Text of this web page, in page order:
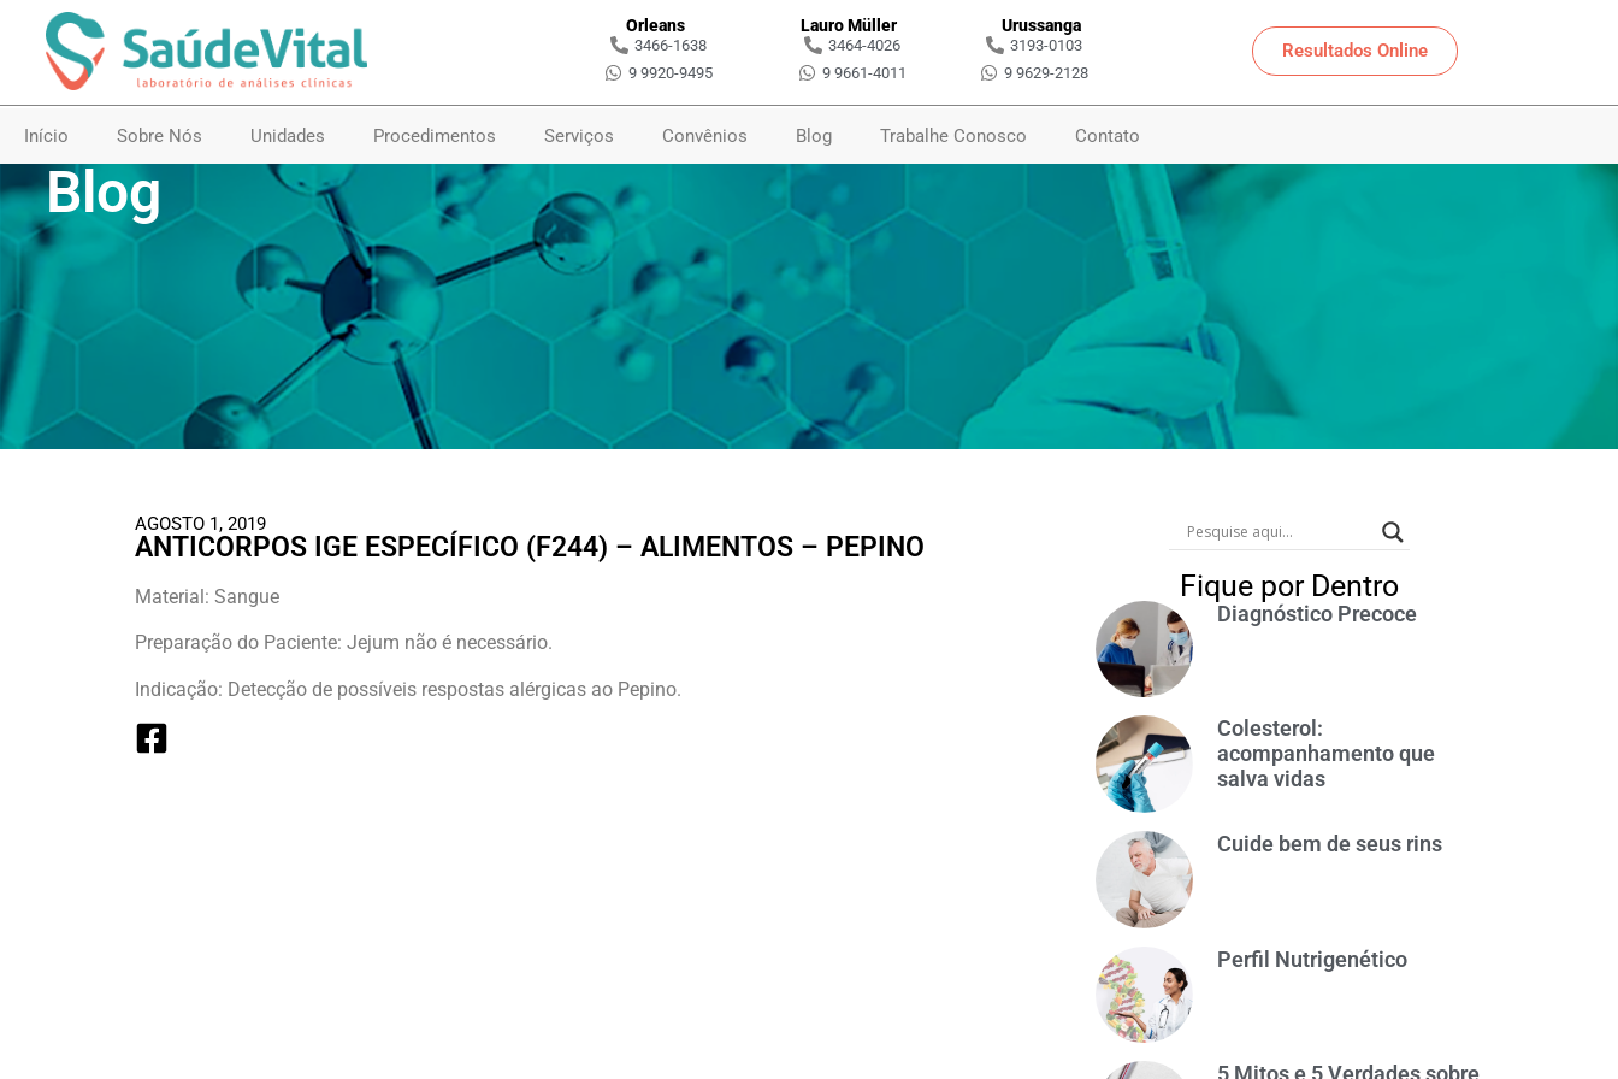
Orleans
3466-1638
9 9920-9495
Lauro Müller
3464-4026
9 9661-4011
Urussanga
3193-0103
9 9629-2128
Resultados Online
Início Sobre Nós Unidades Procedimentos Serviços Convênios Blog Trabalhe Conosco Contato
Blog
AGOSTO 1, 2019
ANTICORPOS IGE ESPECÍFICO (F244) – ALIMENTOS – PEPINO
Material: Sangue
Preparação do Paciente: Jejum não é necessário.
Indicação: Detecção de possíveis respostas alérgicas ao Pepino.
Fique por Dentro
Diagnóstico Precoce
Colesterol:
acompanhamento que
salva vidas
Cuide bem de seus rins
Perfil Nutrigenético
5 Mitos e 5 Verdades sobre